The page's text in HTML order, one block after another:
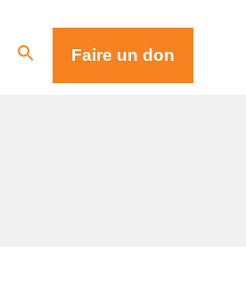
Faire un don